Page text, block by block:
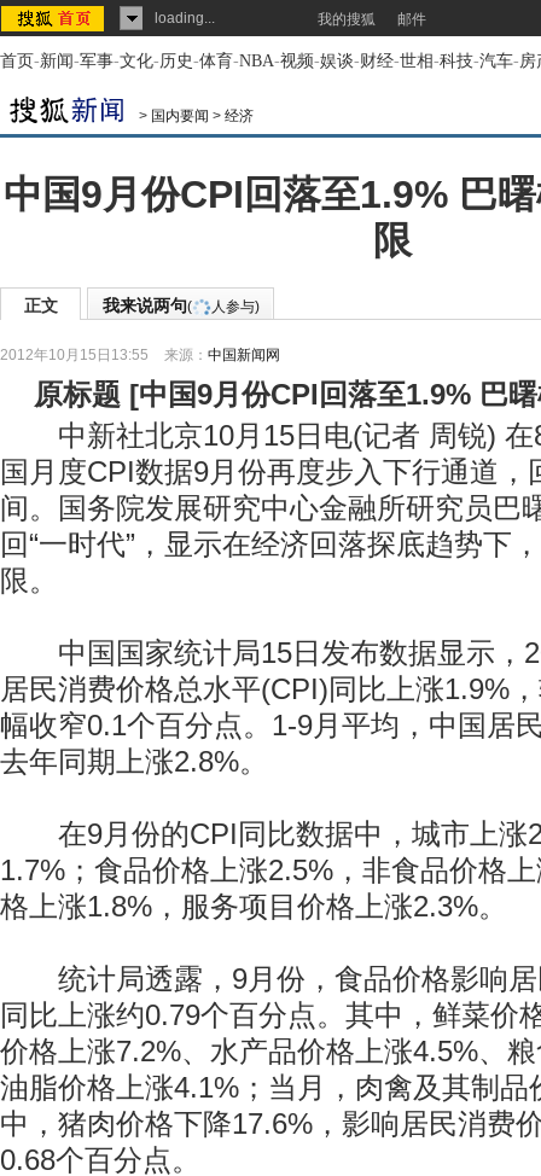
loading... 我的搜狐 邮件
首页-新闻-军事-文化-历史-体育-NBA-视频-娱谈-财经-世相-科技-汽车-房
> 国内要闻 > 经济
中国9月份CPI回落至1.9% 巴
限
正文 我来说两句( 人参与)
2012年10月15日13:55 来源： 中国新闻网
原标题 [中国9月份CPI回落至1.9% 巴
中新社北京10月15日电(记者 周锐) 在
国月度CPI数据9月份再度步入下行通道，
间。国务院发展研究中心金融所研究员巴
回“一时代”，显示在经济回落探底趋势下
限。
中国国家统计局15日发布数据显示，
居民消费价格总水平(CPI)同比上涨1.9%
幅收窄0.1个百分点。1-9月平均，中国居
去年同期上涨2.8%。
在9月份的CPI同比数据中，城市上涨
1.7%；食品价格上涨2.5%，非食品价格
格上涨1.8%，服务项目价格上涨2.3%。
统计局透露，9月份，食品价格影响居
同比上涨约0.79个百分点。其中，鲜菜价
价格上涨7.2%、水产品价格上涨4.5%、
油脂价格上涨4.1%；当月，肉禽及其制品
中，猪肉价格下降17.6%，影响居民消费
0.68个百分点。